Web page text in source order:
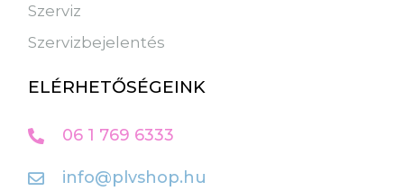
Szerviz
Szervizbejelentés
ELÉRHETŐSÉGEINK
06 1 769 6333
info@plvshop.hu